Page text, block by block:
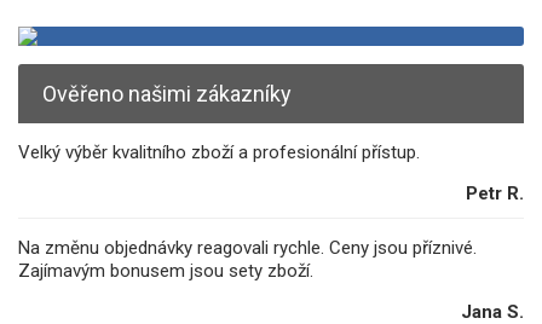
Ověřeno našimi zákazníky
Velký výběr kvalitního zboží a profesionální přístup.
Petr R.
Na změnu objednávky reagovali rychle. Ceny jsou příznivé.
Zajímavým bonusem jsou sety zboží.
Jana S.